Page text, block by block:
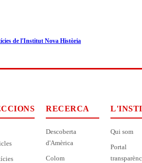
de l'Institut Nova Història
RECERCA
Descoberta
d'Amèrica
Colom
Qui som
Portal